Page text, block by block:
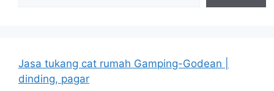
Jasa tukang cat rumah Gamping-Godean |
dinding, pagar